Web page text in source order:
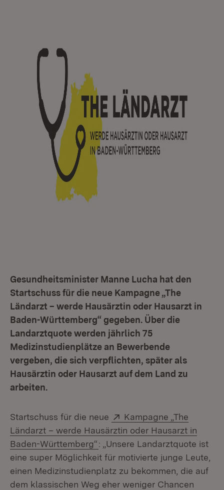
Gesundheitsminister Manne Lucha hat den
Startschuss für die neue Kampagne „The
Ländarzt – werde Hausärztin oder Hausarzt in
Baden-Württemberg“ gegeben. Über die
Landarztquote werden jährlich 75
Medizinstudienplätze an Bewerbende
vergeben, die sich verpflichten, später als
Hausärztin oder Hausarzt auf dem Land zu
arbeiten.
Startschuss für die neue Extern:
Kampagne „The
Ländarzt – werde Hausärztin oder Hausarzt in
Baden-Württemberg“(Öffnet in neuem Fenster)
: „Unsere Landarztquote ist
eine super Möglichkeit für motivierte junge Leute,
einen Medizinstudienplatz zu bekommen, die auf
dem klassischen Weg eher weniger Chancen